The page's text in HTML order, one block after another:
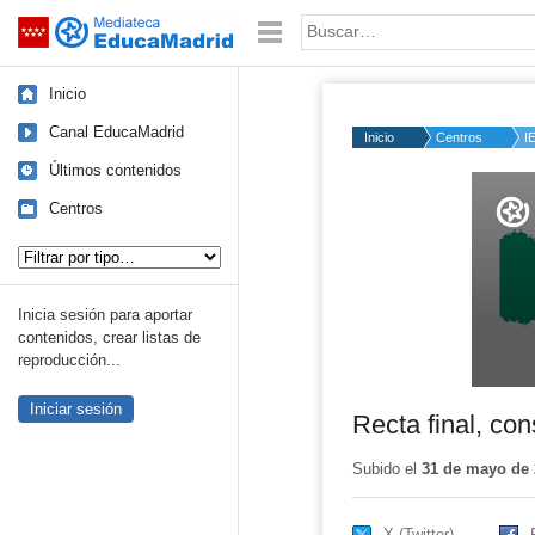
Saltar navegación Palabra o frase:
Inicio
Canal EducaMadrid
Últimos contenidos
Centros
Inicia sesión para aportar
contenidos, crear listas de
reproducción...
Iniciar sesión
Inicio Centros
50%
Recta final,
Subido el 31 de mayo de